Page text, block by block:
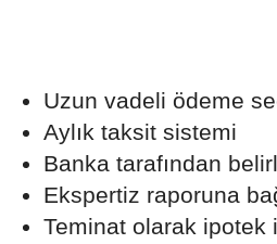
Uzun vadeli ödeme
Aylık taksit sistemi
Banka tarafından
Ekspertiz raporuna
Teminat olarak ipotek